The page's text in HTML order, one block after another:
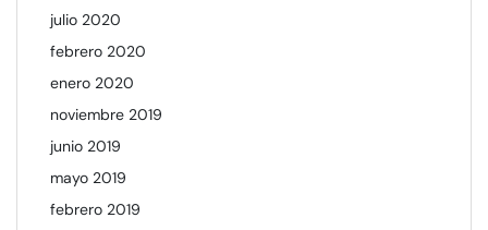
julio 2020
febrero 2020
enero 2020
noviembre 2019
junio 2019
mayo 2019
febrero 2019